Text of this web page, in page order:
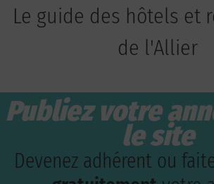
Le guide des hôtels et
de l'Allier
Publiez votre
le site
Devenez adhérent ou